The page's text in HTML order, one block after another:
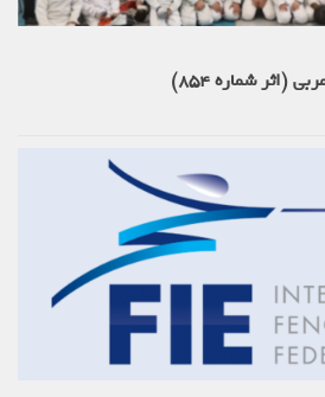
شماره 854)